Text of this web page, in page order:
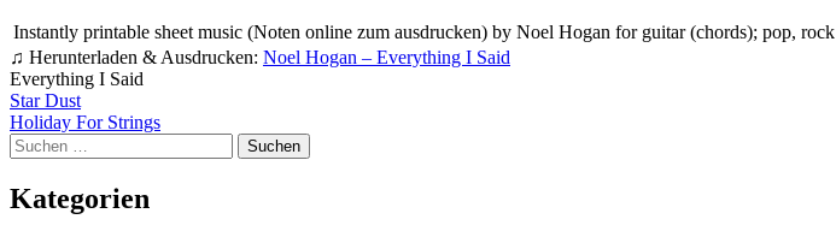
Instantly printable sheet music (Noten online zum ausdrucken) by Noel Hogan for guitar (chords); pop, rock
♫ Herunterladen & Ausdrucken: Noel Hogan – Everything I Said
Everything I Said
Beitragsnavigation
Star Dust
Holiday For Strings
Suchen
nach:
Kategorien